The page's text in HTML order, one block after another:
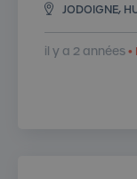
JODOIGNE,
il y a 2 années•